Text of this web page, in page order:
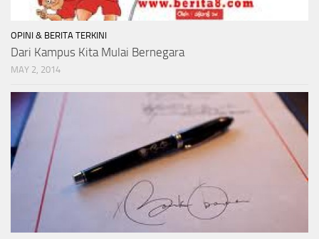
OPINI & BERITA TERKINI
Dari Kampus Kita Mulai Bernegara
MAY 2, 2014